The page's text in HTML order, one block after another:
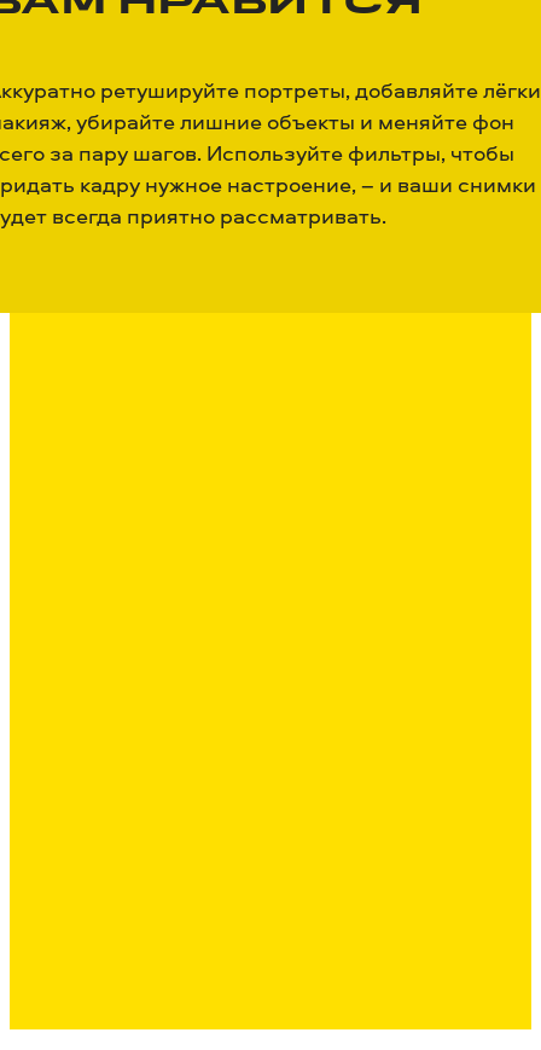
ретушируйте портреты, добавляйте
убирайте лишние объекты и меняйте фон
за пару шагов. Используйте фильтры, чтобы
кадру нужное настроение, – и ваши снимки
всегда приятно рассматривать.